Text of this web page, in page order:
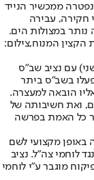
ממכשיר הנייד
חקירה, עבירה
במצולות הים.
המנוח,צילום:
עם נציב שב"ס
בשב"ס ביתר
הובאה למעצרה.
ואת חשיבותה של
כל האמת בפרשה
באופן מקצועי לשם
לוחמי צה"ל. נציב
מוגבר ע"י לוחמי